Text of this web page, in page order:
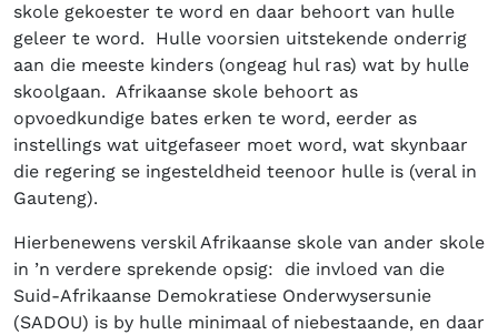
skole gekoester te word en daar behoort van hulle
geleer te word. Hulle voorsien uitstekende onderrig
aan die meeste kinders (ongeag hul ras) wat by hulle
skoolgaan. Afrikaanse skole behoort as
opvoedkundige bates erken te word, eerder as
instellings wat uitgefaseer moet word, wat skynbaar
die regering se ingesteldheid teenoor hulle is (veral in
Gauteng).
Hierbenewens verskil Afrikaanse skole van ander skole
in ’n verdere sprekende opsig: die invloed van die
Suid-Afrikaanse Demokratiese Onderwysersunie
(SADOU) is by hulle minimaal of niebestaande, en daar